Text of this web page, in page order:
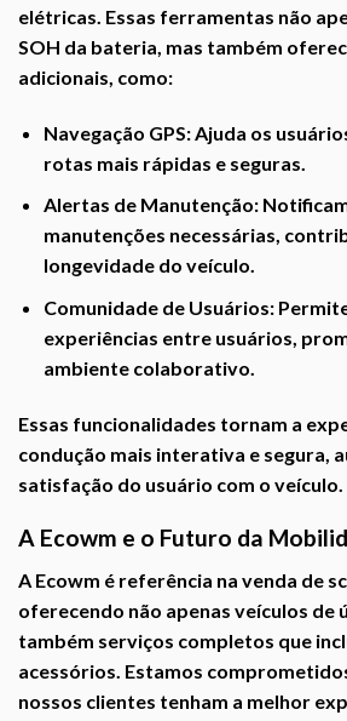
elétricas. Essas ferramentas não
SOH da bateria, mas também
adicionais, como:
Navegação GPS:Ajuda os
rotas mais rápidas e seguras.
Alertas de Manutenção:
manutenções necessárias,
longevidade do veículo.
Comunidade de Usuários:
experiências entre usuários,
ambiente colaborativo.
Essas funcionalidades tornam a
condução mais interativa e segura,
satisfação do usuário com o veículo.
A Ecowm e o Futuro da
A Ecowm é referência na venda de
oferecendo não apenas veículos de
também serviços completos que
acessórios. Estamos
nossos clientes tenham a melhor